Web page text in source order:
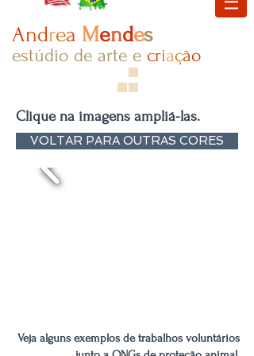
Andrea Mendes
estúdio de arte e criaç​ão
Clique na imagens ampliá-las.
VOLTAR PARA OUTRAS CORES
Veja alguns exemplos de trabalhos voluntários